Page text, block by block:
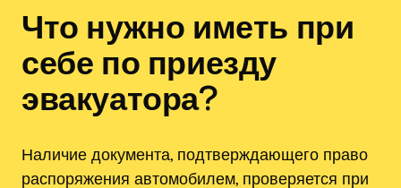
Что нужно иметь при
себе по приезду
эвакуатора?
Наличие документа, подтверждающего право
распоряжения автомобилем, проверяется при